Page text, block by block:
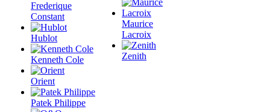
Frederique
Constant
Hublot
Kenneth Cole
Orient
Patek Philippe
Maurice
Lacroix
Zenith